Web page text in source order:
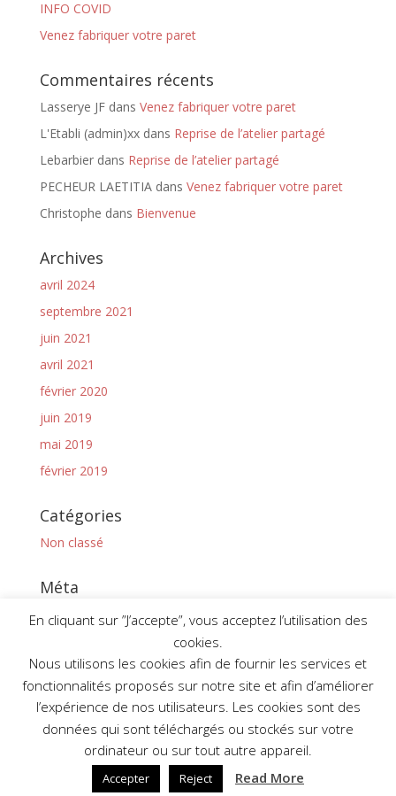
INFO COVID
Venez fabriquer votre paret
Commentaires récents
Lasserye JFdans Venez fabriquer votre paret
L'Etabli (admin)xxdans Reprise de l’atelier partagé
Lebarbierdans Reprise de l’atelier partagé
PECHEUR LAETITIAdans Venez fabriquer votre paret
Christophe dans Bienvenue
Archives
avril 2024
septembre 2021
juin 2021
avril 2021
février 2020
juin 2019
mai 2019
février 2019
Catégories
Non classé
Méta
Connexion
Flux des commentaires
Site de WordPress-FR
L'établi 2024 - Tous droits réservés
En cliquant sur ”J’accepte”, vous acceptez l’utilisation des
cookies.
Nous utilisons les cookies afin de fournir les services et
fonctionnalités proposés sur notre site et afin d’améliorer
l’expérience de nos utilisateurs. Les cookies sont des
données qui sont téléchargés ou stockés sur votre
ordinateur ou sur tout autre appareil.
Accepter Reject Read More